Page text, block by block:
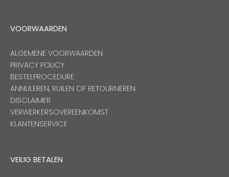
VOORWAARDEN
ALGEMENE VOORWAARDEN
PRIVACY POLICY
BESTELPROCEDURE
ANNULEREN, RUILEN OF RETOURNEREN
DISCLAIMER
VERWERKERSOVEREENKOMST
KLANTENSERVICE
VEILIG BETALEN